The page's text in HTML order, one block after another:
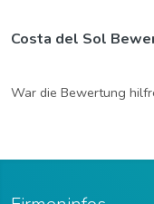
Costa del Sol
War die Bewertung